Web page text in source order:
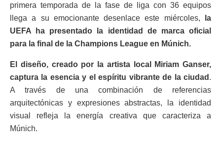
primera temporada de la fase de liga con 36 equipos
llega a su emocionante desenlace este miércoles, la
UEFA ha presentado la identidad de marca oficial
para la final de la Champions League en Múnich.
El diseño, creado por la artista local Miriam Ganser,
captura la esencia y el espíritu vibrante de la ciudad .
A través de una combinación de referencias
arquitectónicas y expresiones abstractas, la identidad
visual refleja la energía creativa que caracteriza a
Múnich.